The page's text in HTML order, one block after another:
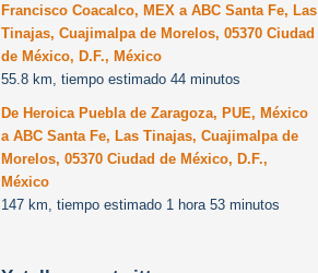
Francisco Coacalco, MEX a ABC Santa Fe, Las
Tinajas, Cuajimalpa de Morelos, 05370 Ciudad
de México, D.F., México
55.8 km, tiempo estimado 44 minutos
De Heroica Puebla de Zaragoza, PUE, México
a ABC Santa Fe, Las Tinajas, Cuajimalpa de
Morelos, 05370 Ciudad de México, D.F.,
México
147 km, tiempo estimado 1 hora 53 minutos